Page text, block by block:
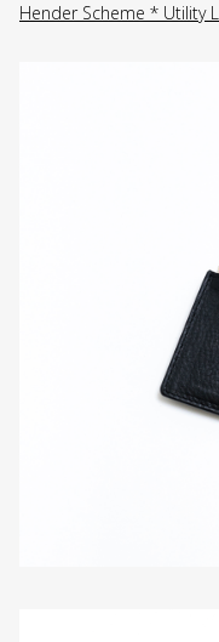
Hender Scheme * Utility